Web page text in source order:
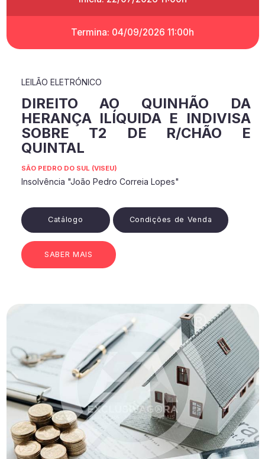
Termina: 04/09/2026 11:00h
LEILÃO ELETRÓNICO
DIREITO AO QUINHÃO DA
HERANÇA ILÍQUIDA E INDIVISA
SOBRE T2 DE R/CHÃO E
QUINTAL
SÃO PEDRO DO SUL (VISEU)
Insolvência "João Pedro Correia Lopes"
Catálogo Condições de Venda
SABER MAIS